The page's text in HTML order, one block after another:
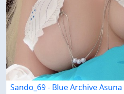
Sando_69 - Blue Archive